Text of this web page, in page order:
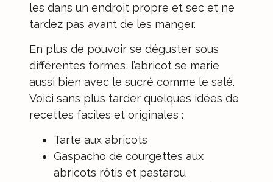
les dans un endroit propre et sec et ne
tardez pas avant de les manger.
En plus de pouvoir se déguster sous
différentes formes, l’abricot se marie
aussi bien avec le sucré comme le salé.
Voici sans plus tarder quelques idées de
recettes faciles et originales :
Tarte aux abricots
Gaspacho de courgettes aux
abricots rôtis et pastarou